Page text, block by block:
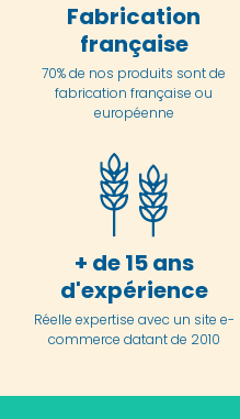
Fabrication
française
70% de nos produits sont de
fabrication française ou
européenne
+ de 15 ans
d'expérience
Réelle expertise avec un site e-
commerce datant de 2010